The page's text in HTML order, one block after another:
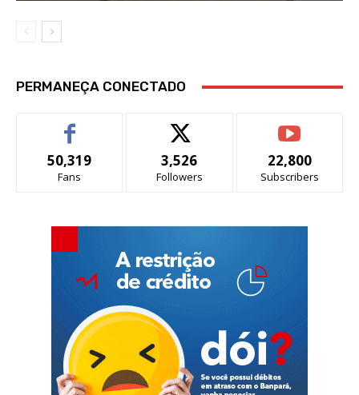
PERMANEÇA CONECTADO
50,319
Fans
3,526
Followers
22,800
Subscribers